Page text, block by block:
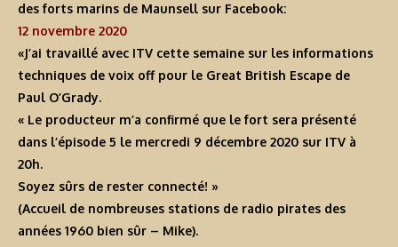
des forts marins de Maunsell sur Facebook:
12 novembre 2020
«J’ai travaillé avec ITV cette semaine sur les informations
techniques de voix off pour le Great British Escape de
Paul O’Grady.
« Le producteur m’a confirmé que le fort sera présenté
dans l’épisode 5 le mercredi 9 décembre 2020 sur ITV à
20h.
Soyez sûrs de rester connecté! »
(Accueil de nombreuses stations de radio pirates des
années 1960 bien sûr – Mike).